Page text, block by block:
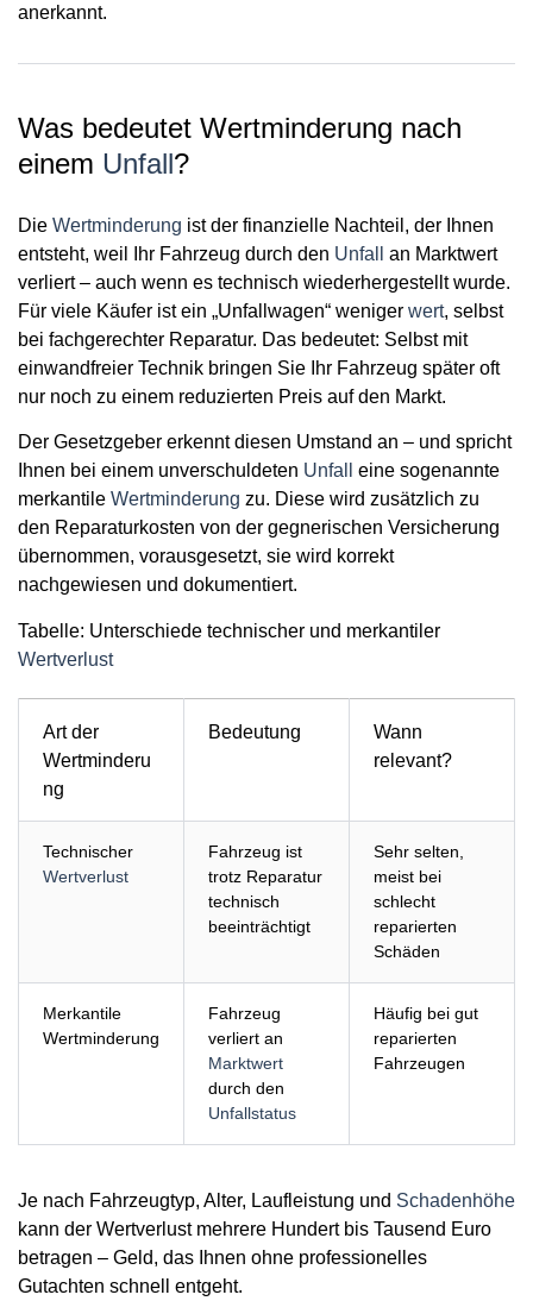
anerkannt.
Was bedeutet Wertminderung nach
einem Unfall?
Die Wertminderung ist der finanzielle Nachteil, der Ihnen
entsteht, weil Ihr Fahrzeug durch den Unfall
an Marktwert
verliert – auch wenn es technisch wiederhergestellt wurde.
Für viele Käufer ist ein „Unfallwagen“ weniger wert, selbst
bei fachgerechter Reparatur. Das bedeutet: Selbst mit
einwandfreier Technik bringen Sie Ihr Fahrzeug später oft
nur noch zu einem reduzierten Preis auf den Markt.
Der Gesetzgeber erkennt diesen Umstand an – und spricht
Ihnen bei einem unverschuldeten Unfall
eine sogenannte
merkantile Wertminderung zu. Diese wird zusätzlich zu
den Reparaturkosten von der gegnerischen Versicherung
übernommen, vorausgesetzt, sie wird korrekt
nachgewiesen und dokumentiert.
Tabelle: Unterschiede technischer und merkantiler
Wertverlust
Art der
Wertminderu
ng
Bedeutung
Wann
relevant?
Technischer
Wertverlust
Fahrzeug ist
trotz Reparatur
technisch
beeinträchtigt
Sehr selten,
meist bei
schlecht
reparierten
Schäden
Merkantile
Wertminderung
Fahrzeug
verliert an
Marktwert
durch den
Unfallstatus
Häufig bei gut
reparierten
Fahrzeugen
Je nach Fahrzeugtyp, Alter, Laufleistung und Schadenhöhe
kann der Wertverlust mehrere Hundert bis Tausend Euro
betragen – Geld, das Ihnen ohne professionelles
Gutachten schnell entgeht.